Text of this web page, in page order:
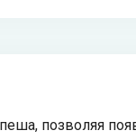
позволяя